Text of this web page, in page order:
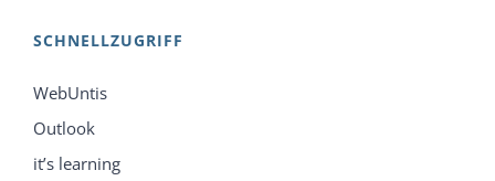
SCHNELLZUGRIFF
WebUntis
Outlook
it’s learning